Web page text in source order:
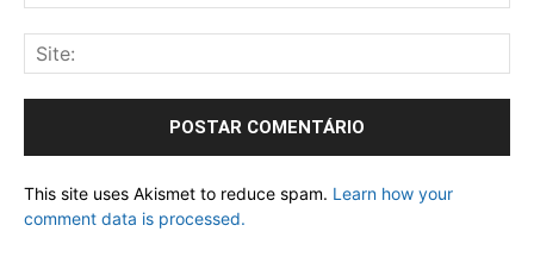
This site uses Akismet to reduce spam. Learn how your
comment data is processed.